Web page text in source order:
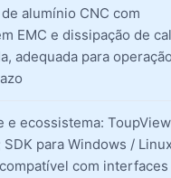
alumínio CNC com
EMC e dissipação de
adequada para
e ecossistema: ToupView
para Windows /
com interfaces